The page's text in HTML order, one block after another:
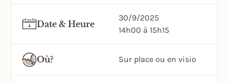
Date & Heure
30/9/2025
14h00 à 15h15
Où? Sur place ou en visio